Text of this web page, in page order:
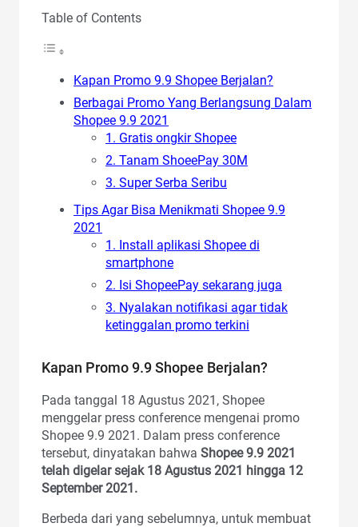
Table of Contents
Kapan Promo 9.9 Shopee Berjalan?
Berbagai Promo Yang Berlangsung Dalam
Shopee 9.9 2021
1. Gratis ongkir Shopee
2. Tanam ShoeePay 30M
3. Super Serba Seribu
Tips Agar Bisa Menikmati Shopee 9.9
2021
1. Install aplikasi Shopee di
smartphone
2. Isi ShopeePay sekarang juga
3. Nyalakan notifikasi agar tidak
ketinggalan promo terkini
Kapan Promo 9.9 Shopee Berjalan?
Pada tanggal 18 Agustus 2021, Shopee
menggelar press conference mengenai promo
Shopee 9.9 2021. Dalam press conference
tersebut, dinyatakan bahwa Shopee 9.9 2021
telah digelar sejak 18 Agustus 2021 hingga 12
September 2021.
Berbeda dari yang sebelumnya, untuk membuat